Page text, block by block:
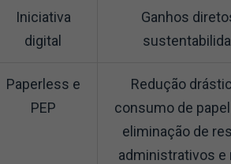
Iniciativa
digital
Ganhos
Paperless e
PEP
Redução
consumo de
eliminação de
administrativos e